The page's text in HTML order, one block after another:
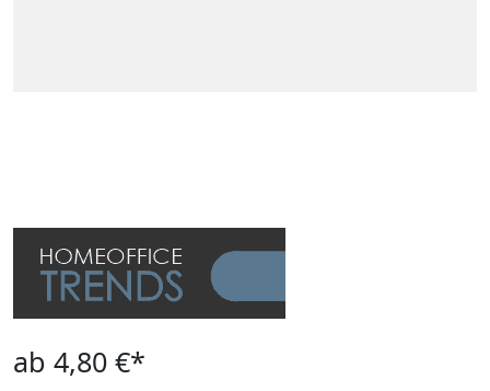
ab 4,80 €*